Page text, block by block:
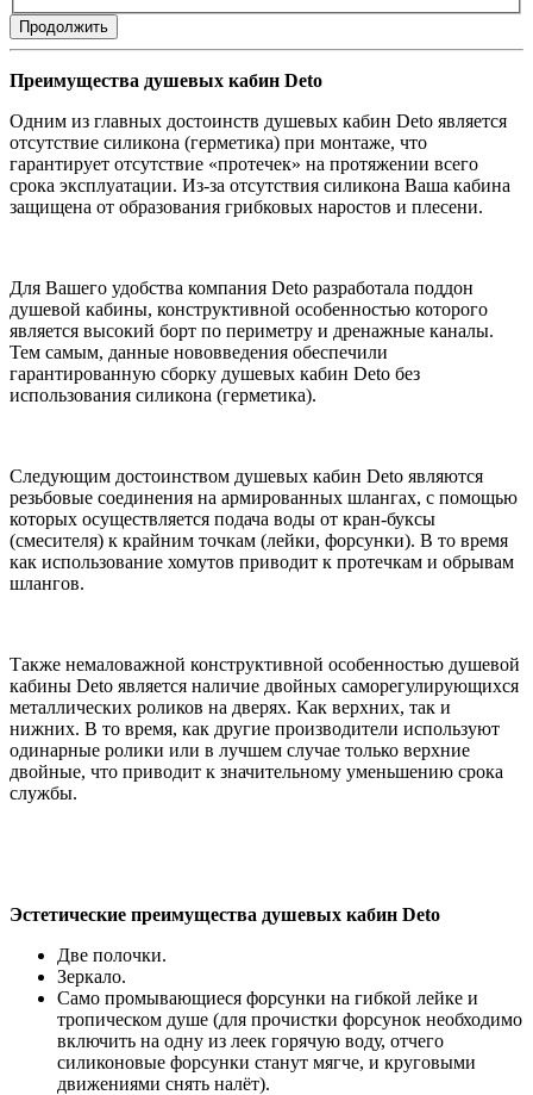
Продолжить
Преимущества душевых кабин Deto
Одним из главных достоинств душевых кабин Deto является
отсутствие силикона (герметика) при монтаже, что
гарантирует отсутствие «протечек» на протяжении всего
срока эксплуатации. Из-за отсутствия силикона Ваша кабина
защищена от образования грибковых наростов и плесени.
Для Вашего удобства компания Deto разработала поддон
душевой кабины, конструктивной особенностью которого
является высокий борт по периметру и дренажные каналы.
Тем самым, данные нововведения обеспечили
гарантированную сборку душевых кабин Deto без
использования силикона (герметика).
Следующим достоинством душевых кабин Deto являются
резьбовые соединения на армированных шлангах, с помощью
которых осуществляется подача воды от кран-буксы
(смесителя) к крайним точкам (лейки, форсунки). В то время
как использование хомутов приводит к протечкам и обрывам
шлангов.
Также немаловажной конструктивной особенностью душевой
кабины Deto является наличие двойных саморегулирующихся
металлических роликов на дверях. Как верхних, так и
нижних. В то время, как другие производители используют
одинарные ролики или в лучшем случае только верхние
двойные, что приводит к значительному уменьшению срока
службы.
Эстетические преимущества душевых кабин Deto
Две полочки.
Зеркало.
Само промывающиеся форсунки на гибкой лейке и
тропическом душе (для прочистки форсунок необходимо
включить на одну из леек горячую воду, отчего
силиконовые форсунки станут мягче, и круговыми
движениями снять налёт).